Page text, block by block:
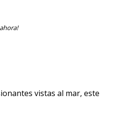
vistas al mar, este